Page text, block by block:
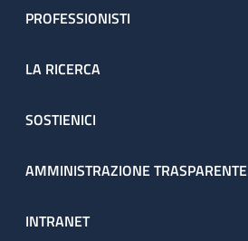
PROFESSIONISTI
LA RICERCA
SOSTIENICI
AMMINISTRAZIONE TRASPARENTE
INTRANET